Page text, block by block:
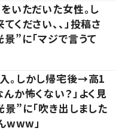
いただいた女性。し
ください、、」投稿さ
”に「マジで言うて
。しかし帰宅後→高1
か怖くない？」よく見
”に「吹き出しました
www」